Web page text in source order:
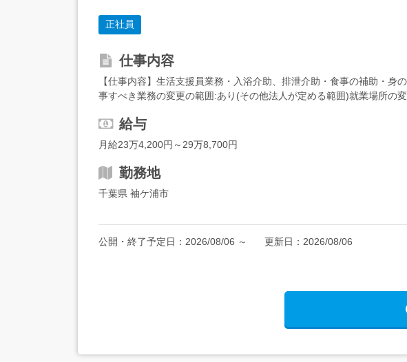
正社員
仕事内容
【仕事内容】生活支援員業務・入浴介助、排泄介助・食事の補助・
事すべき業務の変更の範囲:あり(その他法人が定める範囲)就業場所の
給与
月給23万4,200円～29万8,700円
勤務地
千葉県 袖ケ浦市
公開・終了予定日： 2026/08/06 ～ 更新日： 2026/08/06